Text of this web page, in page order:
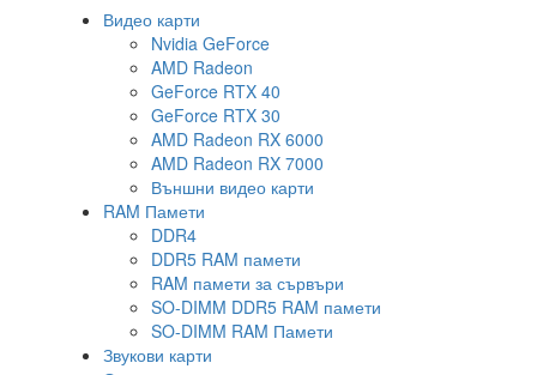
Видео карти
Nvidia GeForce
AMD Radeon
GeForce RTX 40
GeForce RTX 30
AMD Radeon RX 6000
AMD Radeon RX 7000
Външни видео карти
RAM Памети
DDR4
DDR5 RAM памети
RAM памети за сървъри
SO-DIMM DDR5 RAM памети
SO-DIMM RAM Памети
Звукови карти